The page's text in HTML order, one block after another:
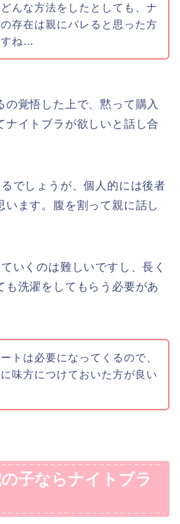
んな方法をしたとしても、ナ
存在は親にバレると思った方
すね…
覚悟した上で、黙って購入
ナイトブラが欲しいと話し合
でしょうが、個人的には後者
います。腹を割って親に話し
いくのは難しいですし、長く
も洗濯をしてもらう必要があ
トは必要になってくるので、
味方につけておいた方が良い
子ならナイトブラ